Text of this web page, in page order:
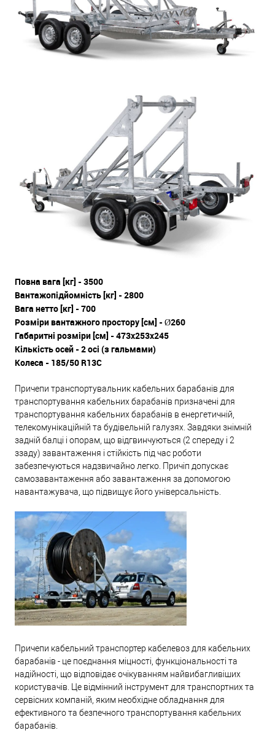
Повна вага [кг] - 3500
Вантажопідйомність [кг] - 2800
Вага нетто [кг] - 700
Розміри вантажного простору [см] - Ø260
Габаритні розміри [см] - 473x253x245
Кількість осей - 2 осі (з гальмами)
Колеса - 185/50 R13C
Причепи транспортувальник кабельних барабанів для
транспортування кабельних барабанів призначені для
транспортування кабельних барабанів в енергетичній,
телекомунікаційній та будівельній галузях. Завдяки знімній
задній балці і опорам, що відгвинчуються (2 спереду і 2
ззаду) завантаження і стійкість під час роботи
забезпечуються надзвичайно легко. Причіп допускає
самозавантаження або завантаження за допомогою
навантажувача, що підвищує його універсальність.
Причепи кабельний транспортер кабелевоз для кабельних
барабанів - це поєднання міцності, функціональності та
надійності, що відповідає очікуванням найвибагливіших
користувачів. Це відмінний інструмент для транспортних та
сервісних компаній, яким необхідне обладнання для
ефективного та безпечного транспортування кабельних
барабанів.